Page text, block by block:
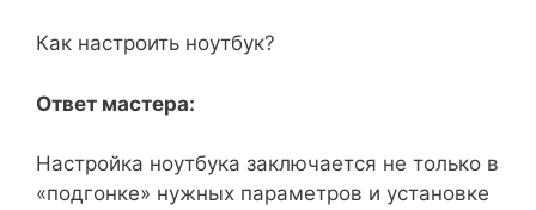
Как настроить ноутбук?
Ответ мастера:
Настройка ноутбука заключается не только в
«подгонке» нужных параметров и установке